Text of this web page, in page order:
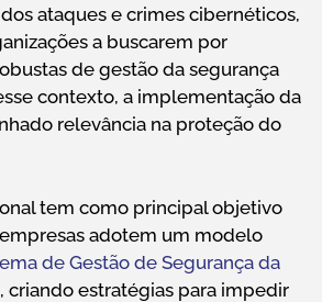
ataques e crimes cibernéticos,
a buscarem por
de gestão da segurança
contexto, a implementação da
relevância na proteção do
tem como principal objetivo
adotem um modelo
de Gestão de Segurança da
, criando estratégias para impedir